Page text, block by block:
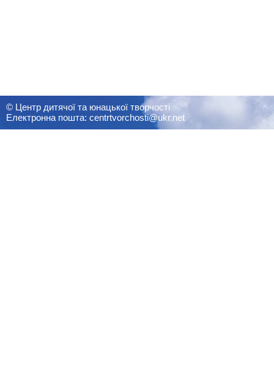
© Центр дитячої та юнацької творчості
Електронна пошта: centrtvorchosti@ukr.net